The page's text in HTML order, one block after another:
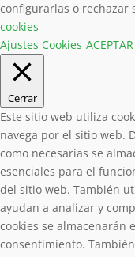
configurarlas o rechazar
cookies
Ajustes Cookies
Cerrar
Este sitio web utiliza
navega por el sitio web.
como necesarias se
esenciales para el
del sitio web. También
ayudan a analizar y
cookies se almacenarán
consentimiento.